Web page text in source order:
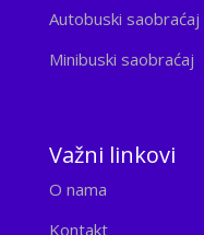
Autobuski saobraćaj
Minibuski saobraćaj
Važni linkovi
O nama
Kontakt